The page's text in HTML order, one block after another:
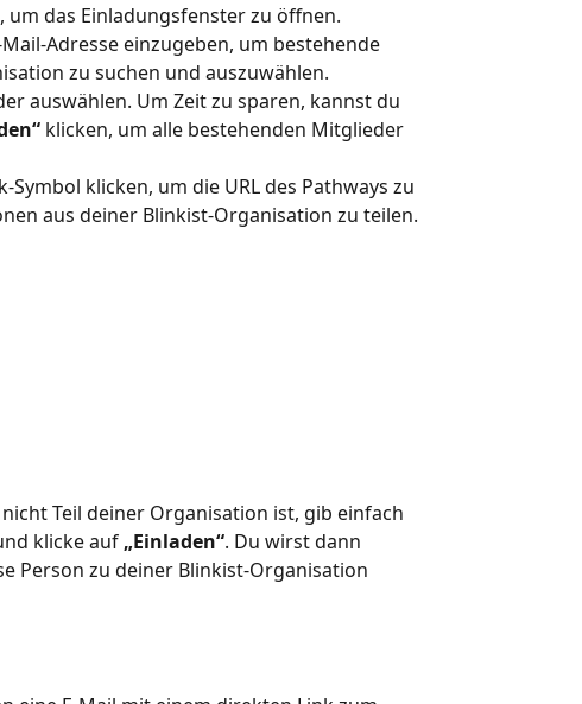
, um das Einladungsfenster zu öffnen.
Adresse einzugeben, um bestehende
zu suchen und auszuwählen.
auswählen. Um Zeit zu sparen, kannst du
klicken, um alle bestehenden Mitglieder
klicken, um die URL des Pathways zu
aus deiner Blinkist-Organisation zu teilen.
Teil deiner Organisation ist, gib einfach
klicke auf „Einladen“. Du wirst dann
Person zu deiner Blinkist-Organisation